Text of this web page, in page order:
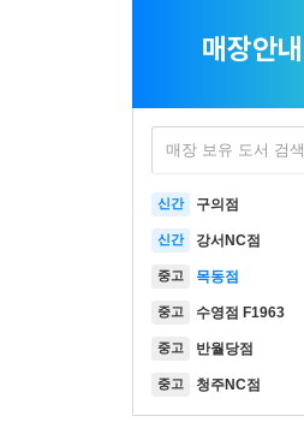
매장안내
매장 보유 도서 검색
신간 구의점
신간 강서NC점
중고 목동점
중고 수영점 F1963
중고 반월당점
중고 청주NC점